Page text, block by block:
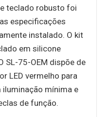
teclado robusto foi
especificações
instalado. O kit
em silicone
SL-75-OEM dispõe de
LED vermelho para
mínima e
de função.